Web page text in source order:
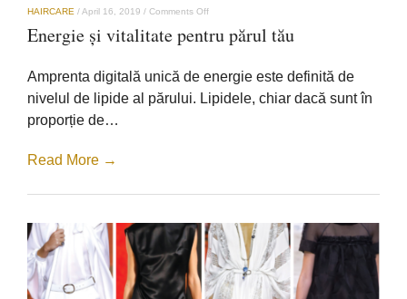
HAIRCARE /April 16, 2019 / Comments Offon
și
părul
tău
Energie și vitalitate pentru părul tău
Amprenta digitală unică de energie este definită de
nivelul de lipide al părului. Lipidele, chiar dacă sunt în
proporție de…
Read More →